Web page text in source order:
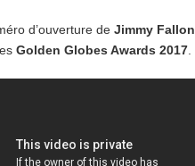
d’ouverture de Jimmy Fallon
Golden Globes Awards 2017